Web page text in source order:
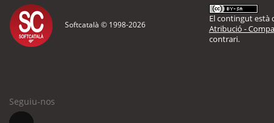
Softcatalà © 1998-2026
El contingut està
Atribució -
contrari.
Seguiu-nos